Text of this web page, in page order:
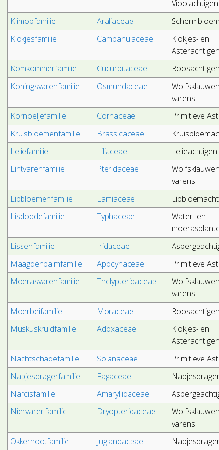
Vioolachtigen
Klimopfamilie
Araliaceae
Klokjesfamilie
Campanulaceae
Klokjes- en
Komkommerfamilie
Cucurbitaceae
Koningsvarenfamilie
Osmundaceae
varens
Kornoeljefamilie
Cornaceae
Primitieve
Kruisbloemenfamilie
Brassicaceae
Leliefamilie
Liliaceae
Lelieachtigen
Lintvarenfamilie
Pteridaceae
varens
Lipbloemenfamilie
Lamiaceae
Lisdoddefamilie
Typhaceae
Water- en
Lissenfamilie
Iridaceae
Maagdenpalmfamilie
Apocynaceae
Primitieve
Moerasvarenfamilie
Thelypteridaceae
varens
Moerbeifamilie
Moraceae
Muskuskruidfamilie
Adoxaceae
Klokjes- en
Nachtschadefamilie
Solanaceae
Primitieve
Napjesdragerfamilie
Fagaceae
Narcisfamilie
Amaryllidaceae
Niervarenfamilie
Dryopteridaceae
varens
Okkernootfamilie
Juglandaceae